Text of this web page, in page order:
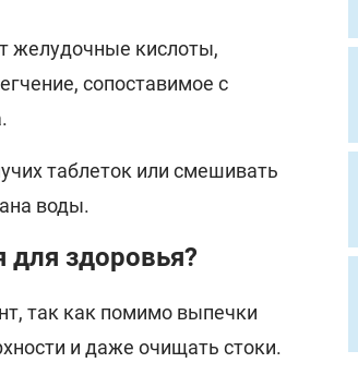
желудочные кислоты,
сопоставимое с
таблеток или смешивать
воды.
для здоровья?
так как помимо выпечки
и даже очищать стоки.